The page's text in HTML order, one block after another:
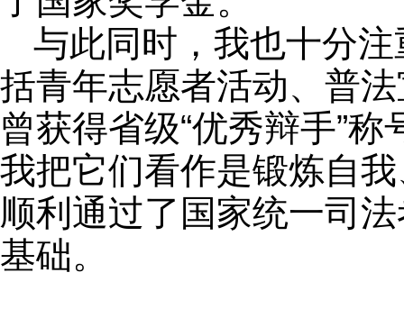
与此同时，我也十分
括青年志愿者活动、普
曾获得省级“优秀辩手”
我把它们看作是锻炼自
顺利通过了国家统一司
基础。